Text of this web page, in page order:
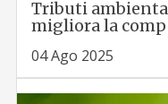
Tributi
migliora la
04 Ago 2025